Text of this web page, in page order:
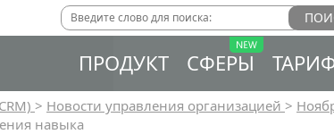
ПРОДУКТ СФЕРЫ
> Новости управления организацией >
навыка